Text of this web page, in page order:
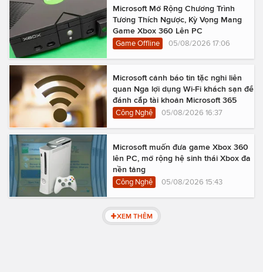
Microsoft Mở Rộng Chương Trình
Tương Thích Ngược, Kỳ Vọng Mang
Game Xbox 360 Lên PC
Game Offline 05/08/2026 17:06
Microsoft cảnh báo tin tặc nghi liên
quan Nga lợi dụng Wi-Fi khách sạn để
đánh cắp tài khoản Microsoft 365
Công Nghệ 05/08/2026 16:37
Microsoft muốn đưa game Xbox 360
lên PC, mở rộng hệ sinh thái Xbox đa
nền tảng
Công Nghệ 05/08/2026 15:43
XEM THÊM